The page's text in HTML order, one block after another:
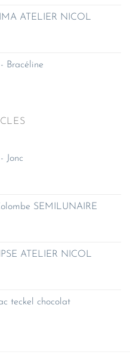
ATELIER NICOL
Bracéline
Jonc
SEMILUNAIRE
ATELIER NICOL
teckel chocolat